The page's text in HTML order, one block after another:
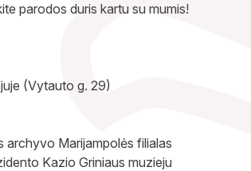
parodos duris kartu su mumis!
(Vytauto g. 29)
archyvo Marijampolės filialas
Kazio Griniaus muzieju